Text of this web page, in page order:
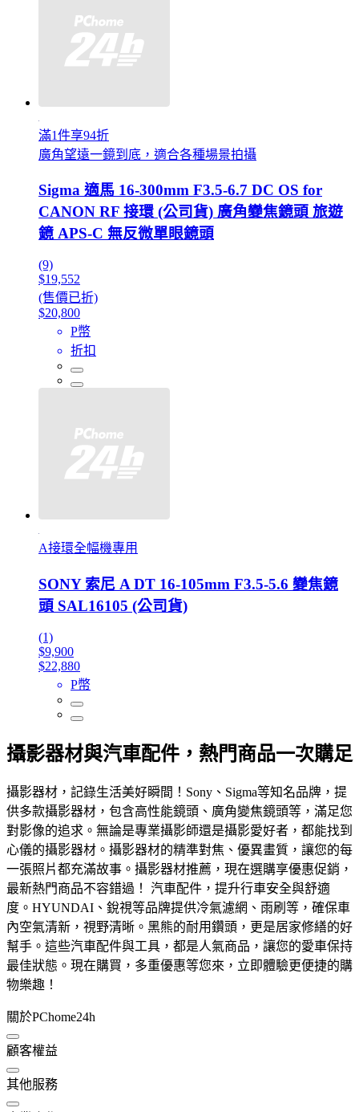
滿1件享94折
廣角望遠一鏡到底，適合各種場景拍攝
Sigma 適馬 16-300mm F3.5-6.7 DC OS for
CANON RF 接環 (公司貨) 廣角變焦鏡頭 旅遊
鏡 APS-C 無反微單眼鏡頭
(9)
$19,552
(售價已折)
$20,800
P幣
折扣
A接環全幅機專用
SONY 索尼 A DT 16-105mm F3.5-5.6 變焦鏡
頭 SAL16105 (公司貨)
(1)
$9,900
$22,880
P幣
攝影器材與汽車配件，熱門商品一次購足
攝影器材，記錄生活美好瞬間！Sony、Sigma等知名品牌，提
供多款攝影器材，包含高性能鏡頭、廣角變焦鏡頭等，滿足您
對影像的追求。無論是專業攝影師還是攝影愛好者，都能找到
心儀的攝影器材。攝影器材的精準對焦、優異畫質，讓您的每
一張照片都充滿故事。攝影器材推薦，現在選購享優惠促銷，
最新熱門商品不容錯過！ 汽車配件，提升行車安全與舒適
度。HYUNDAI、銳視等品牌提供冷氣濾網、雨刷等，確保車
內空氣清新，視野清晰。黑熊的耐用鑽頭，更是居家修繕的好
幫手。這些汽車配件與工具，都是人氣商品，讓您的愛車保持
最佳狀態。現在購買，多重優惠等您來，立即體驗更便捷的購
物樂趣！
關於PChome24h
顧客權益
其他服務